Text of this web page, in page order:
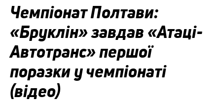
Чемпіонат Полтави:
«Бруклін» завдав «Атаці-
Автотранс» першої
поразки у чемпіонаті
(відео)